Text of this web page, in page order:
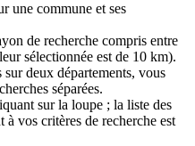
une commune et ses
de recherche compris entre
sélectionnée est de 10 km).
deux départements, vous
séparées.
sur la loupe ; la liste des
vos critères de recherche est